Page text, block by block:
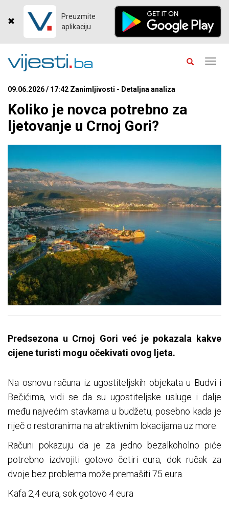
Preuzmite
aplikaciju
09.06.2026 / 17:42 Zanimljivosti - Detaljna analiza
Koliko je novca potrebno za
ljetovanje u Crnoj Gori?
Predsezona u Crnoj Gori već je pokazala kakve
cijene turisti mogu očekivati ovog ljeta.
Na osnovu računa iz ugostiteljskih objekata u Budvi i
Bečićima, vidi se da su ugostiteljske usluge i dalje
među najvećim stavkama u budžetu, posebno kada je
riječ o restoranima na atraktivnim lokacijama uz more.
Računi pokazuju da je za jedno bezalkoholno piće
potrebno izdvojiti gotovo četiri eura, dok ručak za
dvoje bez problema može premašiti 75 eura.
Kafa 2,4 eura, sok gotovo 4 eura